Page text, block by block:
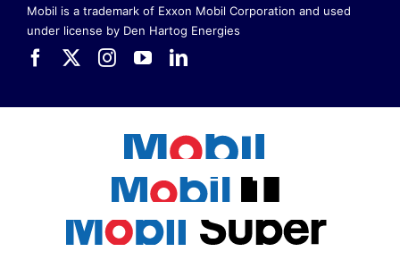
Mobil is a trademark of Exxon Mobil Corporation and used
under license by Den Hartog Energies